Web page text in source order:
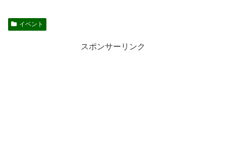
イベント
スポンサーリンク